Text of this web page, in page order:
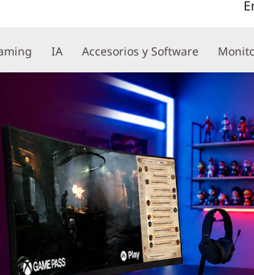
IA Accesorios y Software